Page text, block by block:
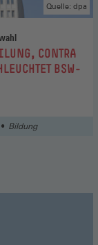
CONTRA
BSW-
Quelle: dpa
Bildung